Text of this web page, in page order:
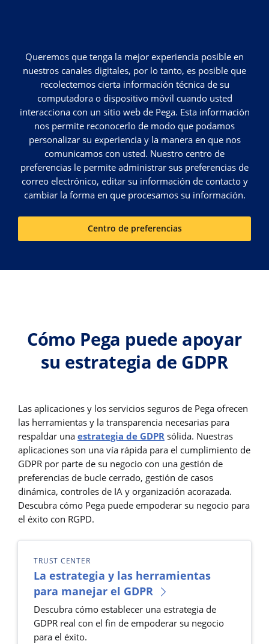
Queremos que tenga la mejor experiencia posible en
nuestros canales digitales, por lo tanto, es posible que
recolectemos cierta información técnica de su
computadora o dispositivo móvil cuando usted
interacciona con un sitio web de Pega. Esta información
nos permite reconocerlo de modo que podamos
personalizar su experiencia y la manera en que nos
comunicamos con usted. Nuestro centro de
preferencias le permite administrar sus preferencias de
correo electrónico, editar su información de contacto y
cambiar la forma en que procesamos su información.
Centro de preferencias
Cómo Pega puede apoyar
su estrategia de GDPR
Las aplicaciones y los servicios seguros de Pega ofrecen
las herramientas y la transparencia necesarias para
respaldar una estrategia de GDPR sólida. Nuestras
aplicaciones son una vía rápida para el cumplimiento de
GDPR por parte de su negocio con una gestión de
preferencias de bucle cerrado, gestión de casos
dinámica, controles de IA y organización acorazada.
Descubra cómo Pega puede empoderar su negocio para
el éxito con RGPD.
TRUST CENTER
La estrategia y las herramientas
para manejar el GDPR
Descubra cómo establecer una estrategia de
GDPR real con el fin de empoderar su negocio
para el éxito.